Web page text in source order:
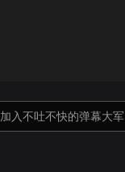
加入不吐不快的弹幕大军